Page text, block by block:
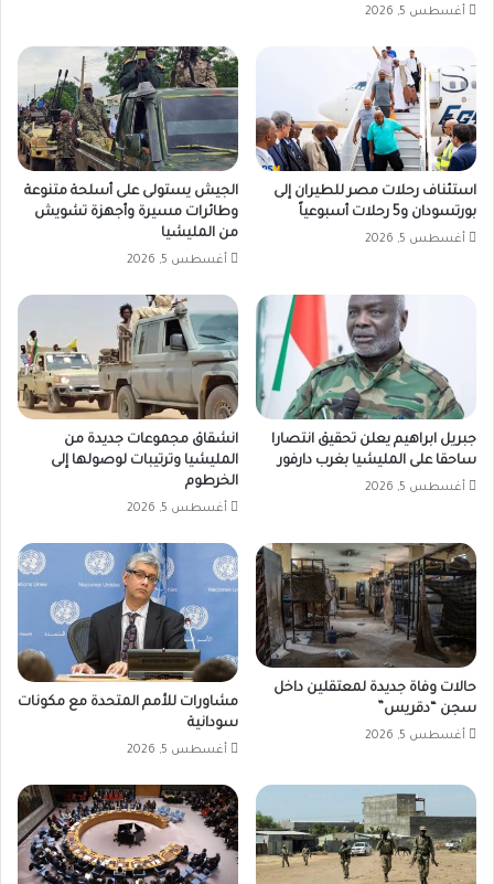
أغسطس 5, 2026
استئناف رحلات مصر للطيران إلى
بورتسودان و5 رحلات أسبوعياً
أغسطس 5, 2026
الجيش يستولى على أسلحة متنوعة
وطائرات مسيرة وأجهزة تشويش
من المليشيا
أغسطس 5, 2026
جبريل ابراهيم يعلن تحقيق انتصارا
ساحقا على المليشيا بغرب دارفور
أغسطس 5, 2026
انشقاق مجموعات جديدة من
المليشيا وترتيبات لوصولها إلى
الخرطوم
أغسطس 5, 2026
حالات وفاة جديدة لمعتقلين داخل
سجن “دقريس”
أغسطس 5, 2026
مشاورات للأمم المتحدة مع مكونات
سودانية
أغسطس 5, 2026